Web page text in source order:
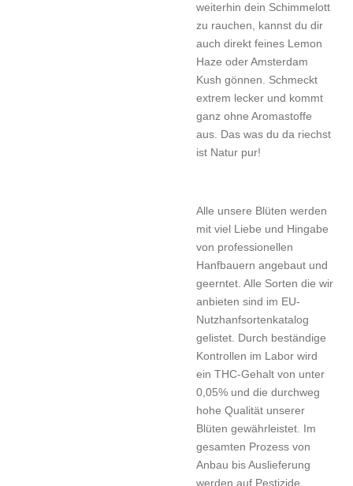
weiterhin dein Schimmelott
zu rauchen, kannst du dir
auch direkt feines Lemon
Haze oder Amsterdam
Kush gönnen. Schmeckt
extrem lecker und kommt
ganz ohne Aromastoffe
aus. Das was du da riechst
ist Natur pur!
Alle unsere Blüten werden
mit viel Liebe und Hingabe
von professionellen
Hanfbauern angebaut und
geerntet. Alle Sorten die wir
anbieten sind im EU-
Nutzhanfsortenkatalog
gelistet. Durch beständige
Kontrollen im Labor wird
ein THC-Gehalt von unter
0,05% und die durchweg
hohe Qualität unserer
Blüten gewährleistet. Im
gesamten Prozess von
Anbau bis Auslieferung
werden auf Pestizide,